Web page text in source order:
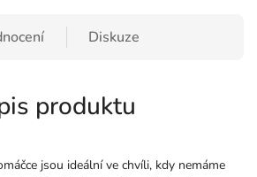
Diskuze
produktu
jsou ideální ve chvíli, kdy nemáme